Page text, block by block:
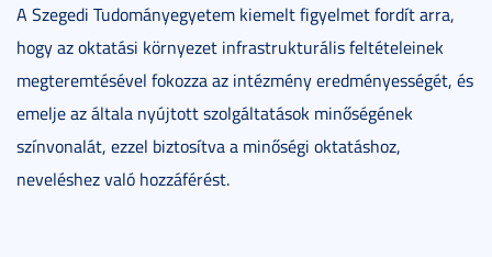
A Szegedi Tudományegyetem kiemelt figyelmet fordít arra,
hogy az oktatási környezet infrastrukturális feltételeinek
megteremtésével fokozza az intézmény eredményességét, és
emelje az általa nyújtott szolgáltatások minőségének
színvonalát, ezzel biztosítva a minőségi oktatáshoz,
neveléshez való hozzáférést.